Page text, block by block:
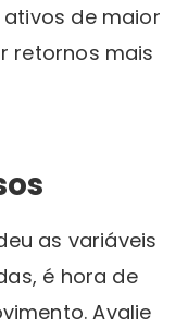
ativos de maior
retornos mais
as variáveis
é hora de
Avalie